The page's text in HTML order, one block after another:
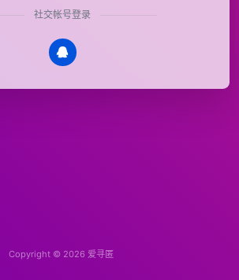
社交帐号登录
Copyright © 2026 爱寻匿